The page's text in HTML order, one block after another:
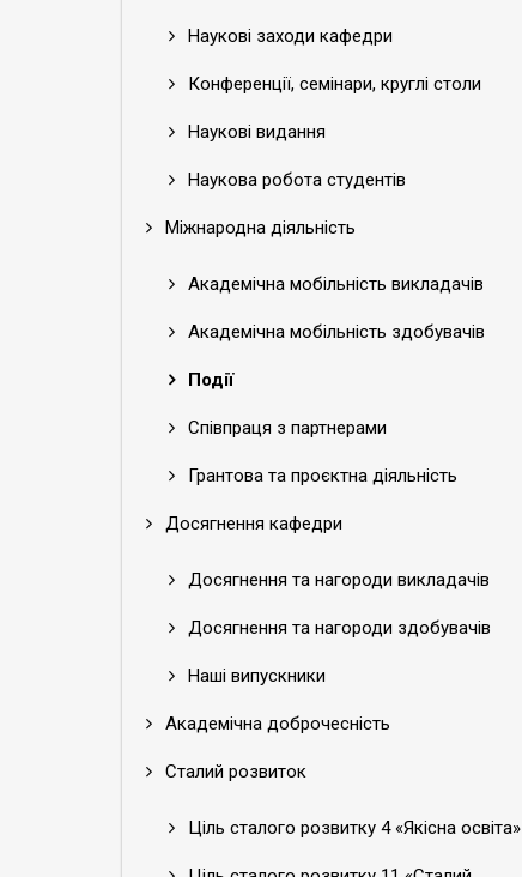
Наукові заходи кафедри
Конференції, семінари, круглі столи
Наукові видання
Наукова робота студентів
Міжнародна діяльність
Академічна мобільність викладачів
Академічна мобільність здобувачів
Події
Співпраця з партнерами
Грантова та проєктна діяльність
Досягнення кафедри
Досягнення та нагороди викладачів
Досягнення та нагороди здобувачів
Наші випускники
Академічна доброчесність
Сталий розвиток
Ціль сталого розвитку 4 «Якісна освіта»